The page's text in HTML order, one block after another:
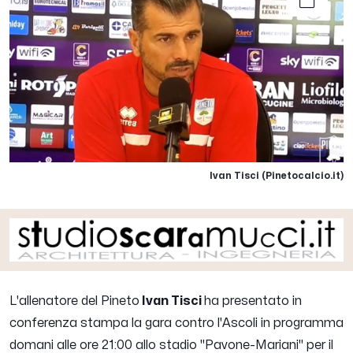
Ivan Tisci (Pinetocalcio.it)
L'allenatore del Pineto Ivan Tisci ha presentato in
conferenza stampa la gara contro l'Ascoli in programma
domani alle ore 21:00 allo stadio "Pavone-Mariani" per il